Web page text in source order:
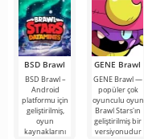
BSD Brawl
BSD Brawl –
Android
platformu için
geliştirilmiş,
oyun
kaynaklarını
GENE Brawl
GENE Brawl —
popüler çok
oyunculu oyun
Brawl Stars'ın
geliştirilmiş bir
versiyonudur